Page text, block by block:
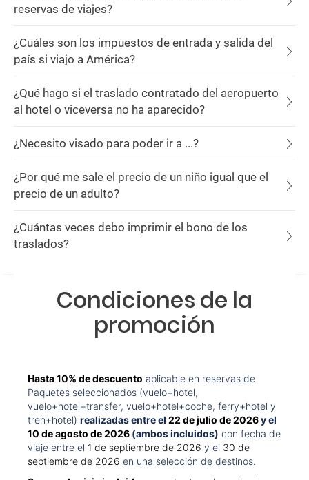
reservas de viajes?
¿Cuáles son los impuestos de entrada y salida del
país si viajo a América?
¿Qué hago si el traslado contratado del aeropuerto
al hotel o viceversa no ha aparecido?
¿Necesito visado para poder ir a ...?
¿Por qué me sale el precio de un niño igual que el
precio de un adulto?
¿Cuántas veces debo imprimir el bono de los
traslados?
Condiciones de la
promoción
Hasta 10% de descuento aplicable en reservas de
Paquetes seleccionados (vuelo+hotel,
vuelo+hotel+transfer, vuelo+hotel+coche, ferry+hotel y
tren+hotel) realizadas entre el 22 de julio de 2026y el
10 de agosto de 2026 (ambos incluidos) con fecha de
viaje entre el 1 de septiembre de 2026 y el 30 de
septiembre de 2026 en una selección de destinos.